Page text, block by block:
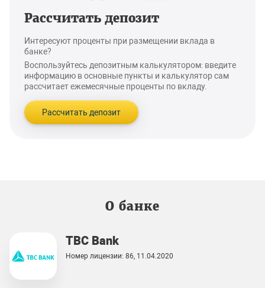
Рассчитать депозит
Интересуют проценты при размещении вклада в
банке?
Воспользуйтесь депозитным калькулятором: введите
информацию в основные пункты и калькулятор сам
рассчитает ежемесячные проценты по вкладу.
Рассчитать депозит
О банке
TBC Bank
Номер лицензии: 86, 11.04.2020